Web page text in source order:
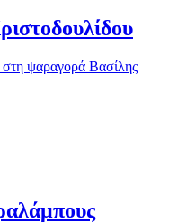
ψαραγορά Βασίλης